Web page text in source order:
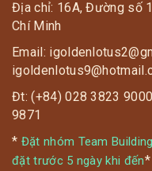
Địa chỉ: 16A, Đường số
Chí Minh
Email:
Đt: (+84) 028 3823
9871
* Đặt nhóm Team
đặt trước 5 ngày khi đến*